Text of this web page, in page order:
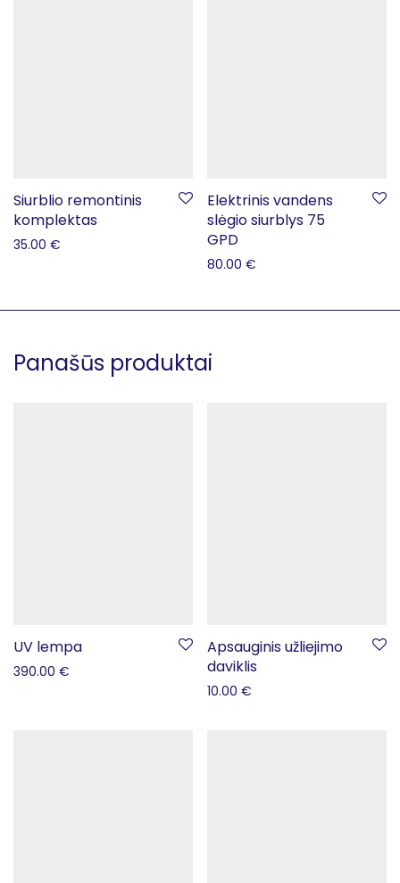
Siurblio remontinis
komplektas
35.00 €
Elektrinis vandens
slėgio siurblys 75
GPD
80.00 €
Panašūs produktai
UV lempa
390.00 €
Apsauginis užliejimo
daviklis
10.00 €